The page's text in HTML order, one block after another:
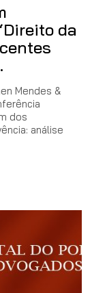
da
Mendes &
dos
análise